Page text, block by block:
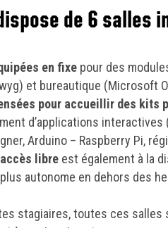
de 6 salles
en fixe pour des
et bureautique (Microsoft
pour accueillir des kits
d’applications
Arduino – Raspberry Pi,
libre est également à la
autonome en dehors des
stagiaires, toutes ces salles